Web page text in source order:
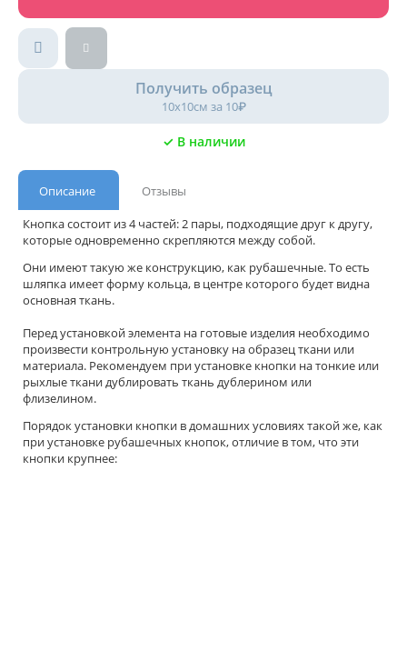
Получить образец
10х10см за 10₽
✓ В наличии
Описание
Отзывы
Кнопка состоит из 4 частей: 2 пары, подходящие друг к другу,
которые одновременно скрепляются между собой.
Они имеют такую же конструкцию, как рубашечные. То есть
шляпка имеет форму кольца, в центре которого будет видна
основная ткань.
Перед установкой элемента на готовые изделия необходимо
произвести контрольную установку на образец ткани или
материала. Рекомендуем при установке кнопки на тонкие или
рыхлые ткани дублировать ткань дублерином или
флизелином.
Порядок установки кнопки в домашних условиях такой же, как
при установке рубашечных кнопок, отличие в том, что эти
кнопки крупнее: